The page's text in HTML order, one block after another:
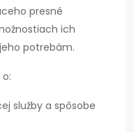
presné
ich
potrebám.
služby a spôsobe